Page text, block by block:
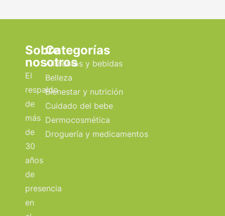
Sobre
nosotros
El
respaldo
de
más
de
30
años
de
presencia
en
Categorías
Alimentos y bebidas
Belleza
Bienestar y nutrición
Cuidado del bebe
Dermocosmética
Droguería y medicamentos